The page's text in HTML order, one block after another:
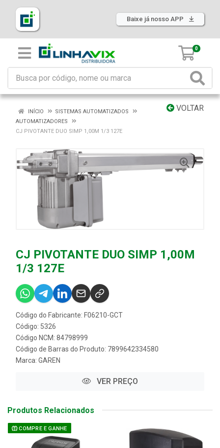
Baixe já nosso APP
0
VOLTAR
INÍCIO
SISTEMAS AUTOMATIZADOS
AUTOMATIZADORES
CJ PIVOTANTE DUO SIMP 1,00M 1/3 127E
CJ PIVOTANTE DUO SIMP 1,00M
1/3 127E
Código do Fabricante: F06210-GCT
Código: 5326
Código NCM: 84798999
Código de Barras do Produto: 7899642334580
Marca: GAREN
VER PREÇO
Produtos Relacionados
COMPRE E GANHE